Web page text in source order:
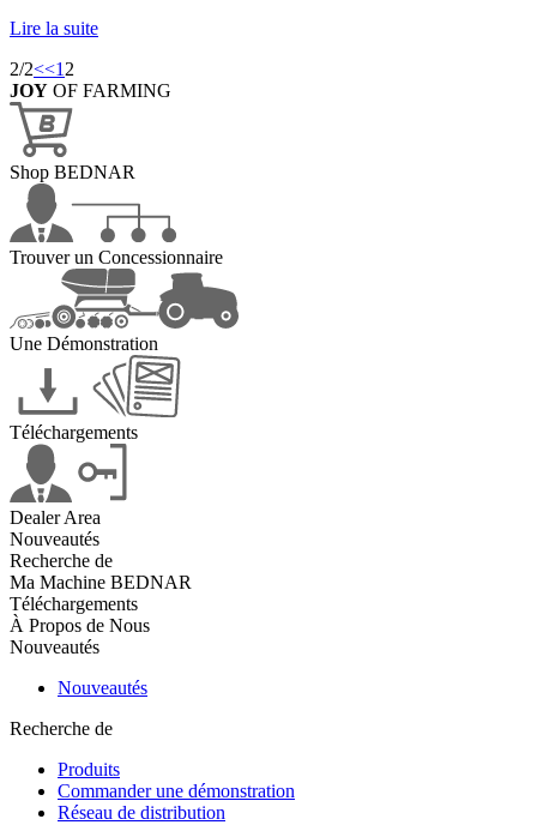
Lire la suite
2/2<<1 2
JOY OF FARMING
Shop BEDNAR
Trouver un Concessionnaire
Une Démonstration
Téléchargements
Dealer Area
Nouveautés
Recherche de
Ma Machine BEDNAR
Téléchargements
À Propos de Nous
Nouveautés
Nouveautés
Recherche de
Produits
Commander une démonstration
Réseau de distribution